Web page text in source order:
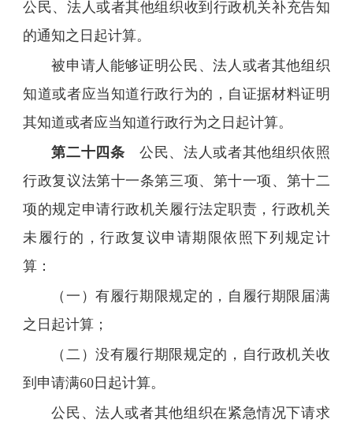
公民、法人或者其他组织收到行政机关补充告知
的通知之日起计算。
被申请人能够证明公民、法人或者其他组织
知道或者应当知道行政行为的，自证据材料证明
其知道或者应当知道行政行为之日起计算。
第二十四条 公民、法人或者其他组织依照
行政复议法第十一条第三项、第十一项、第十二
项的规定申请行政机关履行法定职责，行政机关
未履行的，行政复议申请期限依照下列规定计
算：
（一）有履行期限规定的，自履行期限届满
之日起计算；
（二）没有履行期限规定的，自行政机关收
到申请满60日起计算。
公民、法人或者其他组织在紧急情况下请求